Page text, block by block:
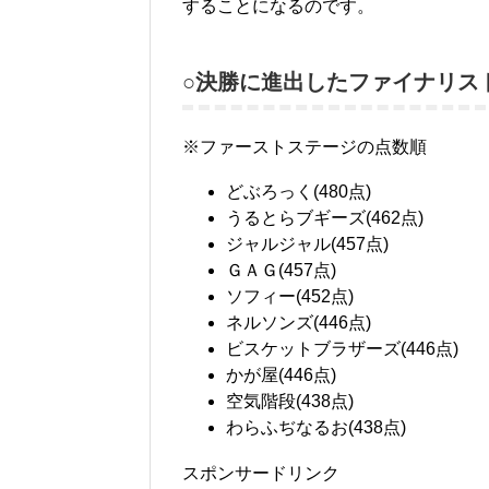
することになるのです。
○決勝に進出したファイナリス
※ファーストステージの点数順
どぶろっく(480点)
うるとらブギーズ(462点)
ジャルジャル(457点)
ＧＡＧ(457点)
ソフィー(452点)
ネルソンズ(446点)
ビスケットブラザーズ(446点)
かが屋(446点)
空気階段(438点)
わらふぢなるお(438点)
スポンサードリンク